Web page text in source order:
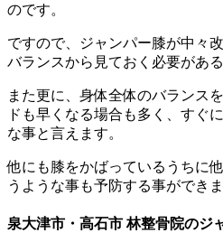
のです。
ですので、ジャンパー膝が中々
バランスから見ておく必要がある
また更に、身体全体のバランス
ドも早くなる場合も多く、すぐ
な事と言えます。
他にも膝をかばっているうちに
うような事も予防する事ができま
泉大津市・高石市 林整骨院のジ